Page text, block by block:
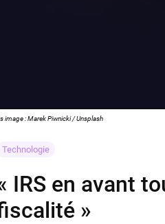
image : Marek Piwnicki / Unsplash
Technologie
IRS en avant
»